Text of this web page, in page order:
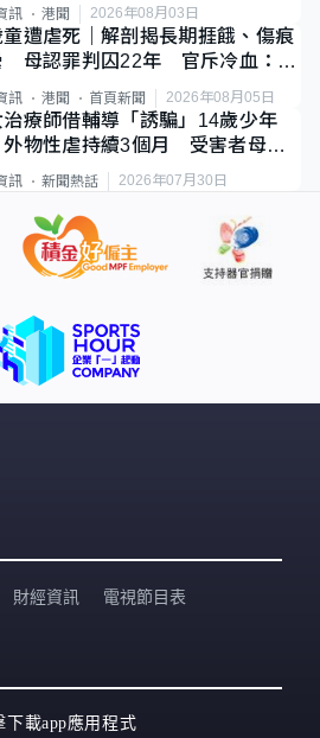
訊 港聞 2026年08月03日
童遭虐死｜解剖揭長期捱餓、傷痕
母認罪判囚22年 官斥冷血：同
最惡劣
訊 港聞 首頁新聞 2026年08月05日
治療師借輔導「誘騙」14歲少年
物性虐持續3個月 受害者母：
護其他人
訊 新聞熱話 2026年07月30日
財經資訊 電視節目表
下載app應用程式